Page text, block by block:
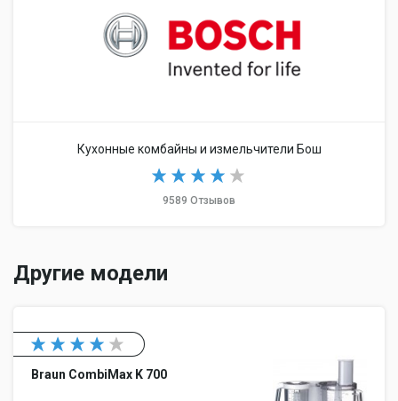
Кухонные комбайны и измельчители Бош
9589 Отзывов
Другие модели
Braun CombiMax K 700